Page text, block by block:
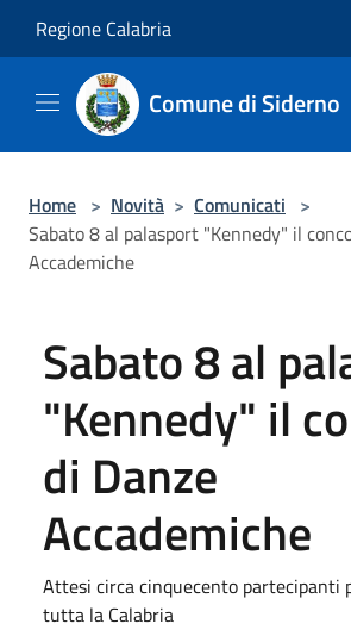
Regione Calabria
Comune di Siderno
Home > Novità > Comunicati >
Sabato 8 al palasport "Kennedy" il
Accademiche
Sabato 8 al
"Kennedy" il
di Danze
Accademiche
Attesi circa cinquecento partecipanti
tutta la Calabria